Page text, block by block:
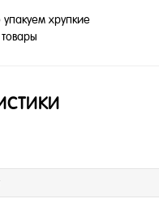
упакуем хрупкие
товары